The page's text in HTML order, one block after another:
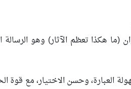
هكذا تعظم الآثار) وهو
العبارة، وحسن الاختيار، مع قوة